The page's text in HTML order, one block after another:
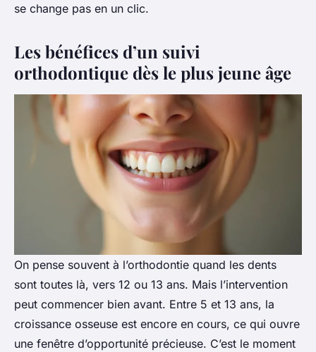
se change pas en un clic.
Les bénéfices d’un suivi
orthodontique dès le plus jeune âge
On pense souvent à l’orthodontie quand les dents
sont toutes là, vers 12 ou 13 ans. Mais l’intervention
peut commencer bien avant. Entre 5 et 13 ans, la
croissance osseuse est encore en cours, ce qui ouvre
une fenêtre d’opportunité précieuse. C’est le moment